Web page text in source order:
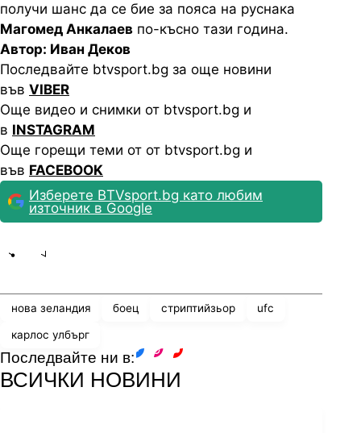
получи шанс да се бие за пояса на руснака
Магомед Анкалаев по-късно тази година.
Автор: Иван Деков
Последвайте btvsport.bg за още новини
във VIBER
Още видео и снимки от btvsport.bg и
в INSTAGRAM
Още горещи теми от от btvsport.bg и
във FACEBOOK
Изберете BTVsport.bg като любим
източник в Google
нова зеландия боец стриптийзьор ufc
карлос улбърг
Последвайте ни в:
ВСИЧКИ НОВИНИ